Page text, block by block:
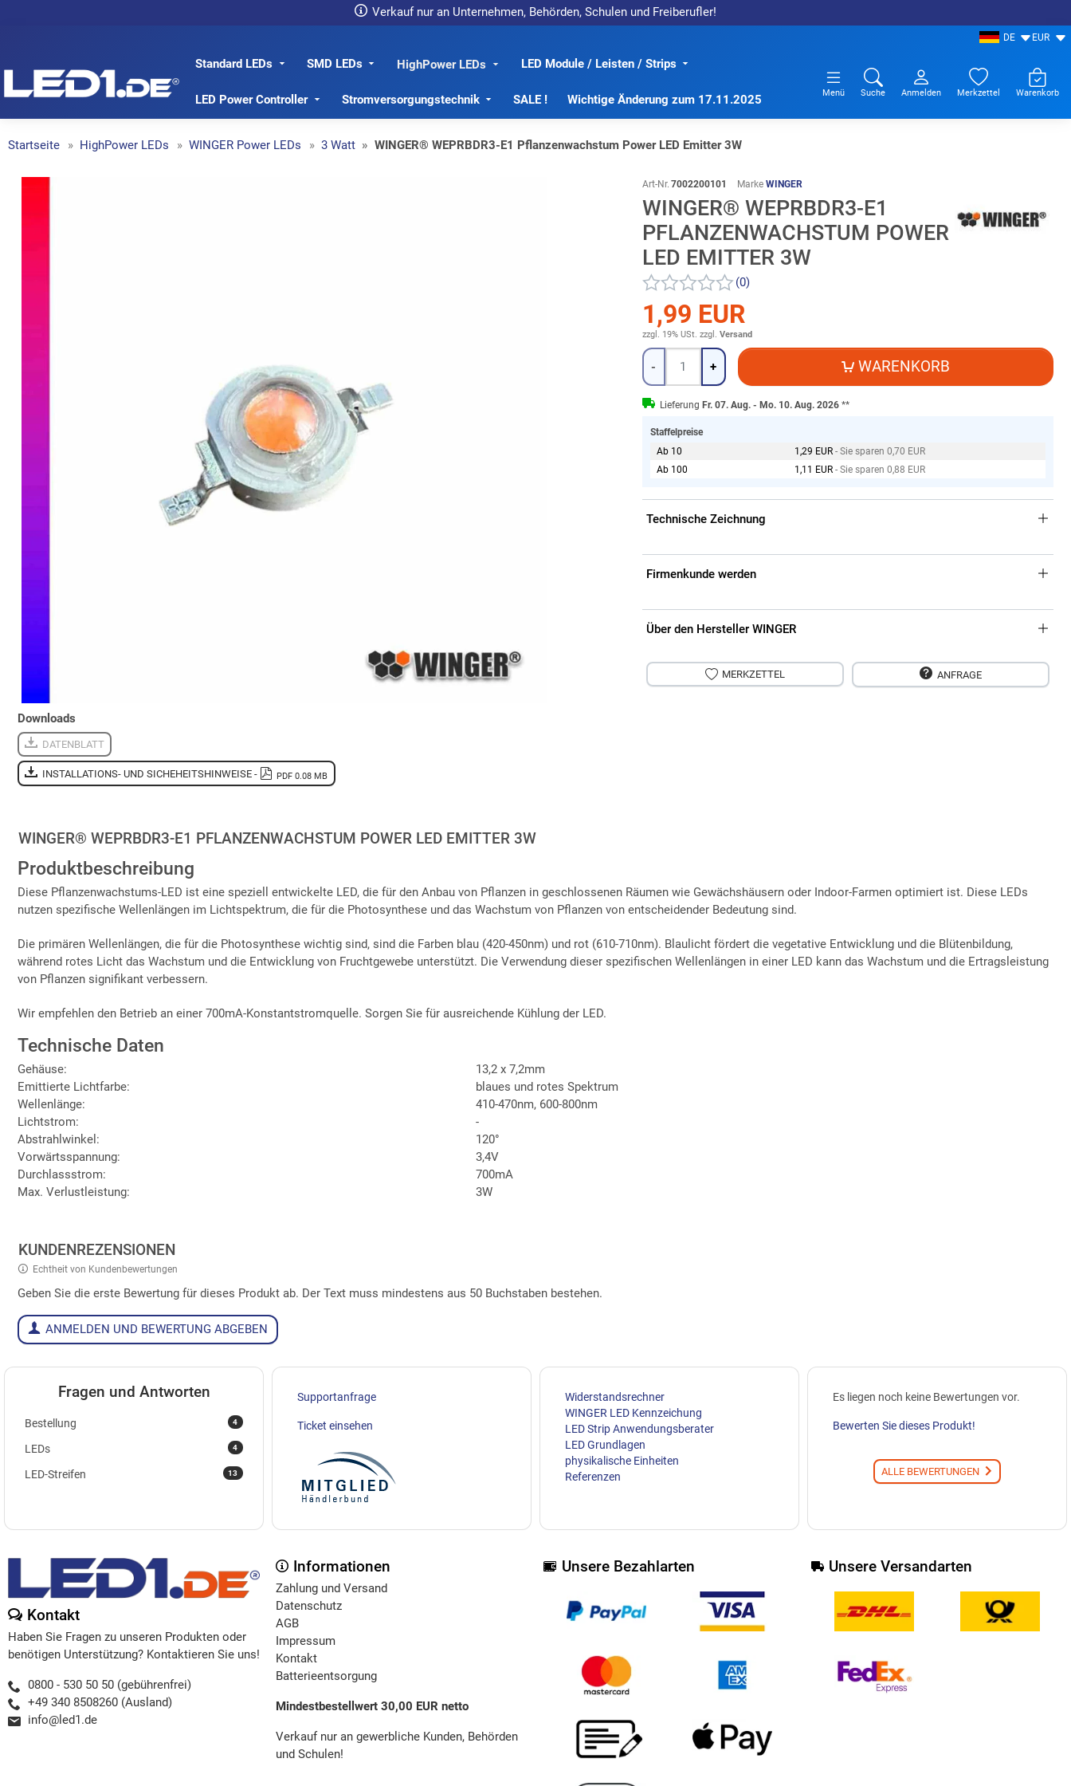
Verkauf nur an Unternehmen, Behörden, Schulen und Freiberufler!
DE EUR
LED1.de® - Fachhandel
Standard LEDs SMD LEDs HighPower LEDs LED Module / Leisten / Strips
LED Power Controller Stromversorgungstechnik SALE ! Wichtige Änderung zum 17.11.2025 Menü Suche Anmelden Merkzettel Warenkorb
Startseite HighPower LEDs WINGER Power LEDs 3 Watt WINGER® WEPRBDR3-E1 Pflanzenwachstum Power LED Emitter 3W
Downloads
DATENBLATT
INSTALLATIONS- UND SICHEHEITSHINWEISE - PDF 0.08 MB
Art-Nr. 7002200101 Marke WINGER
WINGER® WEPRBDR3-E1
PFLANZENWACHSTUM POWER
LED EMITTER 3W
(0)
1,99 EUR
zzgl. 19% USt. zzgl. Versand
Menge
- + WARENKORB
Lieferung Fr. 07. Aug. - Mo. 10. Aug. 2026**
Staffelpreise
Ab 10
1,29 EUR - Sie sparen 0,70 EUR
Ab 100
1,11 EUR - Sie sparen 0,88 EUR
Technische Zeichnung
Firmenkunde werden
Über den Hersteller WINGER
MERKZETTEL ANFRAGE
WINGER® WEPRBDR3-E1 PFLANZENWACHSTUM POWER LED EMITTER 3W
Produktbeschreibung
Diese Pflanzenwachstums-LED ist eine speziell entwickelte LED, die für den Anbau von Pflanzen in geschlossenen Räumen wie Gewächshäusern oder Indoor-Farmen optimiert ist. Diese LEDs
nutzen spezifische Wellenlängen im Lichtspektrum, die für die Photosynthese und das Wachstum von Pflanzen von entscheidender Bedeutung sind.
Die primären Wellenlängen, die für die Photosynthese wichtig sind, sind die Farben blau (420-450nm) und rot (610-710nm). Blaulicht fördert die vegetative Entwicklung und die Blütenbildung,
während rotes Licht das Wachstum und die Entwicklung von Fruchtgewebe unterstützt. Die Verwendung dieser spezifischen Wellenlängen in einer LED kann das Wachstum und die Ertragsleistung
von Pflanzen signifikant verbessern.
Wir empfehlen den Betrieb an einer 700mA-Konstantstromquelle. Sorgen Sie für ausreichende Kühlung der LED.
Technische Daten
Gehäuse:
13,2 x 7,2mm
Emittierte Lichtfarbe:
blaues und rotes Spektrum
Wellenlänge:
410-470nm, 600-800nm
Lichtstrom:
-
Abstrahlwinkel:
120°
Vorwärtsspannung:
3,4V
Durchlassstrom:
700mA
Max. Verlustleistung:
3W
KUNDENREZENSIONEN
Echtheit von Kundenbewertungen
Geben Sie die erste Bewertung für dieses Produkt ab. Der Text muss mindestens aus 50 Buchstaben bestehen.
ANMELDEN UND BEWERTUNG ABGEBEN
Fragen und Antworten
4
Bestellung
4
LEDs
13
LED-Streifen
Supportanfrage
Ticket einsehen
Widerstandsrechner
WINGER LED Kennzeichung
LED Strip Anwendungsberater
LED Grundlagen
physikalische Einheiten
Referenzen
Es liegen noch keine Bewertungen vor.
Bewerten Sie dieses Produkt!
ALLE BEWERTUNGEN
Kontakt
Haben Sie Fragen zu unseren Produkten oder
benötigen Unterstützung? Kontaktieren Sie uns!
0800 - 530 50 50 (gebührenfrei)
+49 340 8508260 (Ausland)
info@led1.de
Informationen
Zahlung und Versand
Datenschutz
AGB
Impressum
Kontakt
Batterieentsorgung
Mindestbestellwert 30,00 EUR netto
Verkauf nur an gewerbliche Kunden, Behörden
und Schulen!
Unsere Bezahlarten Unsere Versandarten